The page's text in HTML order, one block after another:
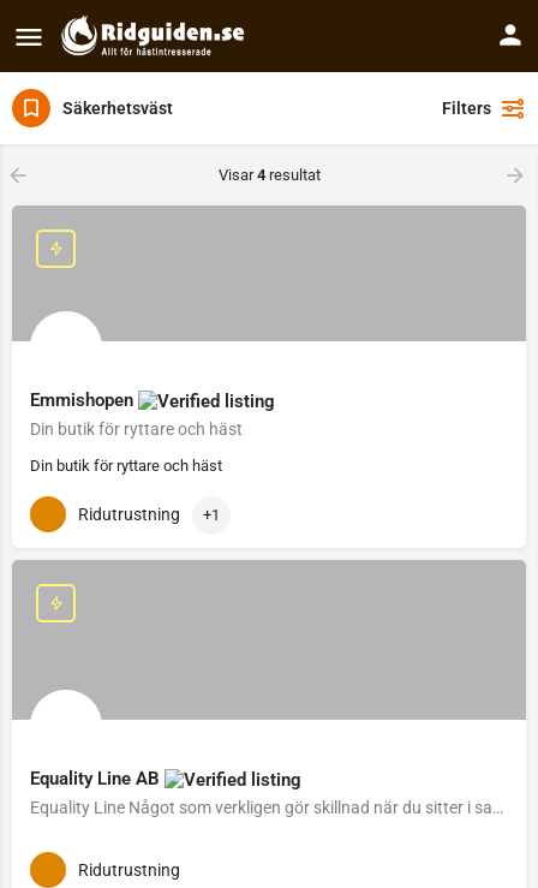
Säkerhetsväst Filters
Visar4resultat
Emmishopen
Din butik för ryttare och häst
Din butik för ryttare och häst
Ridutrustning +1
Equality Line AB
Equality Line Något som verkligen gör skillnad när du sitter i sadeln, är hur din utrustning fungerar.…
Ridutrustning